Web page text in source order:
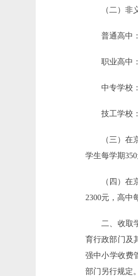
（二）非义
普通高中：
职业高中：
中专学校：
技工学校：
（三）在京
学生每学期
（四）在京
2300元，高中
二、收取学
育行政部门及
强中小学收费
部门另行规定。